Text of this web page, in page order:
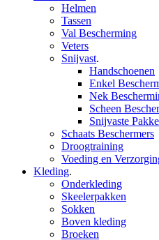
Helmen
Tassen
Val Bescherming
Veters
Snijvast.
Handschoenen
Enkel
Nek
Scheen
Snijvaste
Schaats Beschermers
Droogtraining
Voeding en
Kleding.
Onderkleding
Skeelerpakken
Sokken
Boven kleding
Broeken